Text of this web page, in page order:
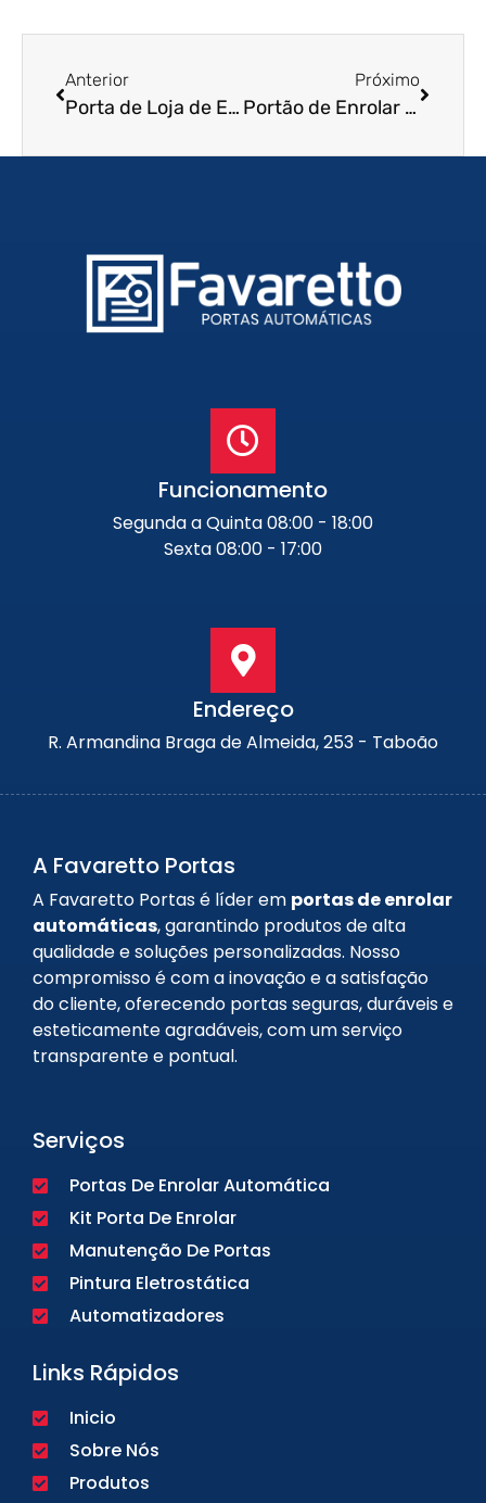
Anterior
Porta de Loja de Enrolar em São Sebastião – SP
Próximo
Portão de Enrolar Residencial em Santa Barbara d’Oeste – SP
Funcionamento
Segunda a Quinta 08:00 - 18:00
Sexta 08:00 - 17:00
Endereço
R. Armandina Braga de Almeida, 253 - Taboão
A Favaretto Portas
A Favaretto Portas é líder em portas de enrolar
automáticas, garantindo produtos de alta
qualidade e soluções personalizadas. Nosso
compromisso é com a inovação e a satisfação
do cliente, oferecendo portas seguras, duráveis e
esteticamente agradáveis, com um serviço
transparente e pontual.
Serviços
Portas De Enrolar Automática
Kit Porta De Enrolar
Manutenção De Portas
Pintura Eletrostática
Automatizadores
Links Rápidos
Inicio
Sobre Nós
Produtos